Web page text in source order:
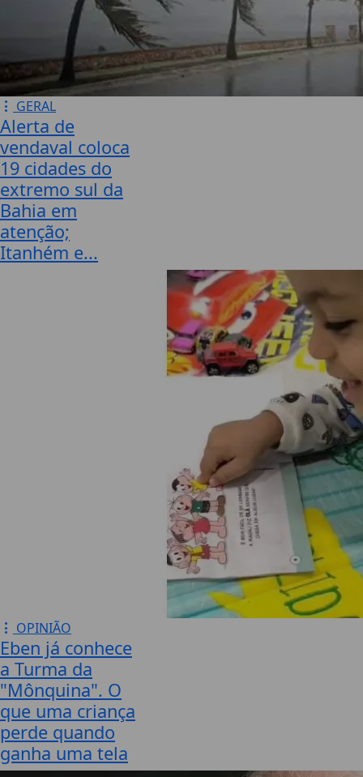
GERAL
Alerta de
vendaval coloca
19 cidades do
extremo sul da
Bahia em
atenção;
Itanhém e...
OPINIÃO
Eben já conhece
a Turma da
"Mônquina". O
que uma criança
perde quando
ganha uma tela